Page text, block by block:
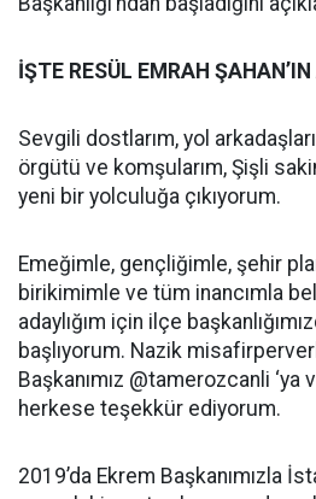
İŞTE RESÜL EMRAH
Sevgili dostlarım, yol
örgütü ve komşularım, Şişli
yeni bir yolculuğa çıkıyorum.
Emeğimle, gençliğimle, şehir
birikimimle ve tüm inancımla
adaylığım için ilçe
başlıyorum. Nazik
Başkanımız @tamerozcanli
herkese teşekkür ediyorum.
2019’da Ekrem Başkanımızla